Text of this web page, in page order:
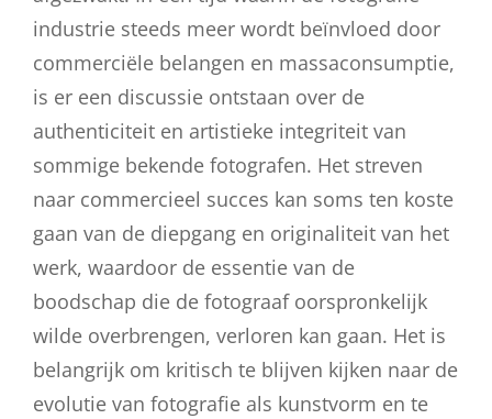
industrie steeds meer wordt beïnvloed door
commerciële belangen en massaconsumptie,
is er een discussie ontstaan over de
authenticiteit en artistieke integriteit van
sommige bekende fotografen. Het streven
naar commercieel succes kan soms ten koste
gaan van de diepgang en originaliteit van het
werk, waardoor de essentie van de
boodschap die de fotograaf oorspronkelijk
wilde overbrengen, verloren kan gaan. Het is
belangrijk om kritisch te blijven kijken naar de
evolutie van fotografie als kunstvorm en te